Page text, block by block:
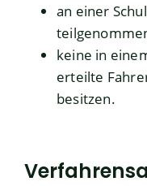
an einer
keine in
erteilte
besitzen.